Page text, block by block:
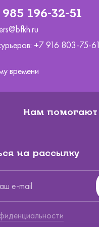
196-32-51
+7 916 803-75-61
времени
Нам помогают
на рассылку